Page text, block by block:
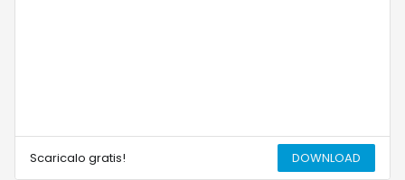
Scaricalo gratis! DOWNLOAD